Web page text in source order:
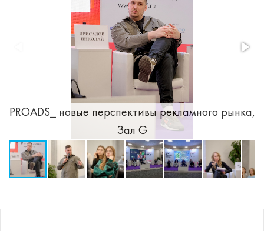
PROADS_ новые перспективы рекламного рынка,
Зал G